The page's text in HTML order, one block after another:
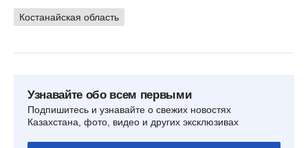
Костанайская область
Узнавайте обо всем первыми
Подпишитесь и узнавайте о свежих новостях
Казахстана, фото, видео и других эксклюзивах